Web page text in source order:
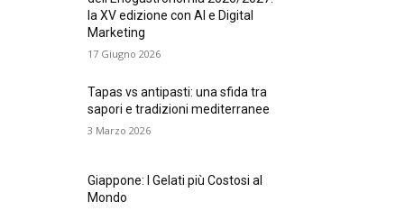
la XV edizione con AI e Digital
Marketing
17 Giugno 2026
Tapas vs antipasti: una sfida tra
sapori e tradizioni mediterranee
3 Marzo 2026
Giappone: I Gelati più Costosi al
Mondo